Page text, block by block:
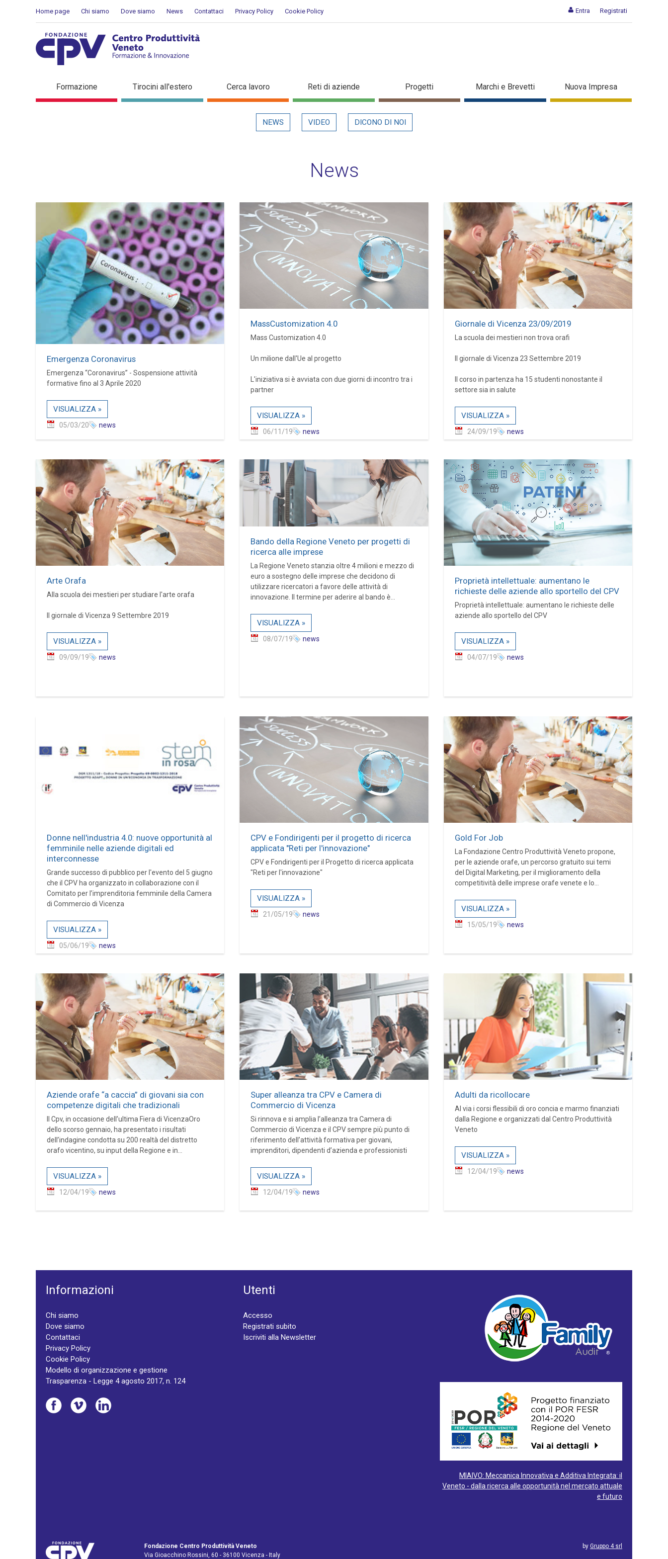
Entra Registrati
Home page Chi siamo Dove siamo News Contattaci Privacy Policy Cookie Policy
Dettaglio in evidenza
Formazione Tirocini all'estero Cerca lavoro Reti di aziende Progetti Marchi e Brevetti Nuova Impresa
NEWS VIDEO DICONO DI NOI
News
Emergenza Coronavirus
Emergenza “Coronavirus” - Sospensione attività
formative fino al 3 Aprile 2020
VISUALIZZA »
05/03/20 news
MassCustomization 4.0
Mass Customization 4.0
Un milione dall'Ue al progetto
L'iniziativa si è avviata con due giorni di incontro tra i
partner
VISUALIZZA »
06/11/19 news
Giornale di Vicenza 23/09/2019
La scuola dei mestieri non trova orafi
Il giornale di Vicenza 23 Settembre 2019
Il corso in partenza ha 15 studenti nonostante il
settore sia in salute
VISUALIZZA »
24/09/19 news
Arte Orafa
Alla scuola dei mestieri per studiare l'arte orafa
Il giornale di Vicenza 9 Settembre 2019
VISUALIZZA »
09/09/19 news
Bando della Regione Veneto per progetti di
ricerca alle imprese
La Regione Veneto stanzia oltre 4 milioni e mezzo di
euro a sostegno delle imprese che decidono di
utilizzare ricercatori a favore delle attività di
innovazione. Il termine per aderire al bando è...
VISUALIZZA »
08/07/19 news
Proprietà intellettuale: aumentano le
richieste delle aziende allo sportello del CPV
Proprietà intellettuale: aumentano le richieste delle
aziende allo sportello del CPV
VISUALIZZA »
04/07/19 news
Donne nell'industria 4.0: nuove opportunità al
femminile nelle aziende digitali ed
interconnesse
Grande successo di pubblico per l'evento del 5 giugno
che il CPV ha organizzato in collaborazione con il
Comitato per l’imprenditoria femminile della Camera
di Commercio di Vicenza
VISUALIZZA »
05/06/19 news
CPV e Fondirigenti per il progetto di ricerca
applicata "Reti per l'innovazione"
CPV e Fondirigenti per il Progetto di ricerca applicata
"Reti per l'innovazione"
VISUALIZZA »
21/05/19 news
Gold For Job
La Fondazione Centro Produttività Veneto propone,
per le aziende orafe, un percorso gratuito sui temi
del Digital Marketing, per il miglioramento della
competitività delle imprese orafe venete e lo...
VISUALIZZA »
15/05/19 news
Aziende orafe “a caccia” di giovani sia con
competenze digitali che tradizionali
Il Cpv, in occasione dell’ultima Fiera di VicenzaOro
dello scorso gennaio, ha presentato i risultati
dell’indagine condotta su 200 realtà del distretto
orafo vicentino, su input della Regione e in...
VISUALIZZA »
12/04/19 news
Super alleanza tra CPV e Camera di
Commercio di Vicenza
Si rinnova e si amplia l’alleanza tra Camera di
Commercio di Vicenza e il CPV sempre più punto di
riferimento dell’attività formativa per giovani,
imprenditori, dipendenti d’azienda e professionisti
VISUALIZZA »
12/04/19 news
Adulti da ricollocare
Al via i corsi flessibili di oro concia e marmo finanziati
dalla Regione e organizzati dal Centro Produttività
Veneto
VISUALIZZA »
12/04/19 news
Informazioni
Chi siamo
Dove siamo
Contattaci
Privacy Policy
Cookie Policy
Modello di organizzazione e gestione
Trasparenza - Legge 4 agosto 2017, n. 124
Utenti
Accesso
Registrati subito
Iscriviti alla Newsletter
MIAIVO: Meccanica Innovativa e Additiva Integrata: il
Veneto - dalla ricerca alle opportunità nel mercato attuale
e futuro
Fondazione Centro Produttività Veneto
Via Gioacchino Rossini, 60 - 36100 Vicenza - Italy
by Gruppo 4 srl